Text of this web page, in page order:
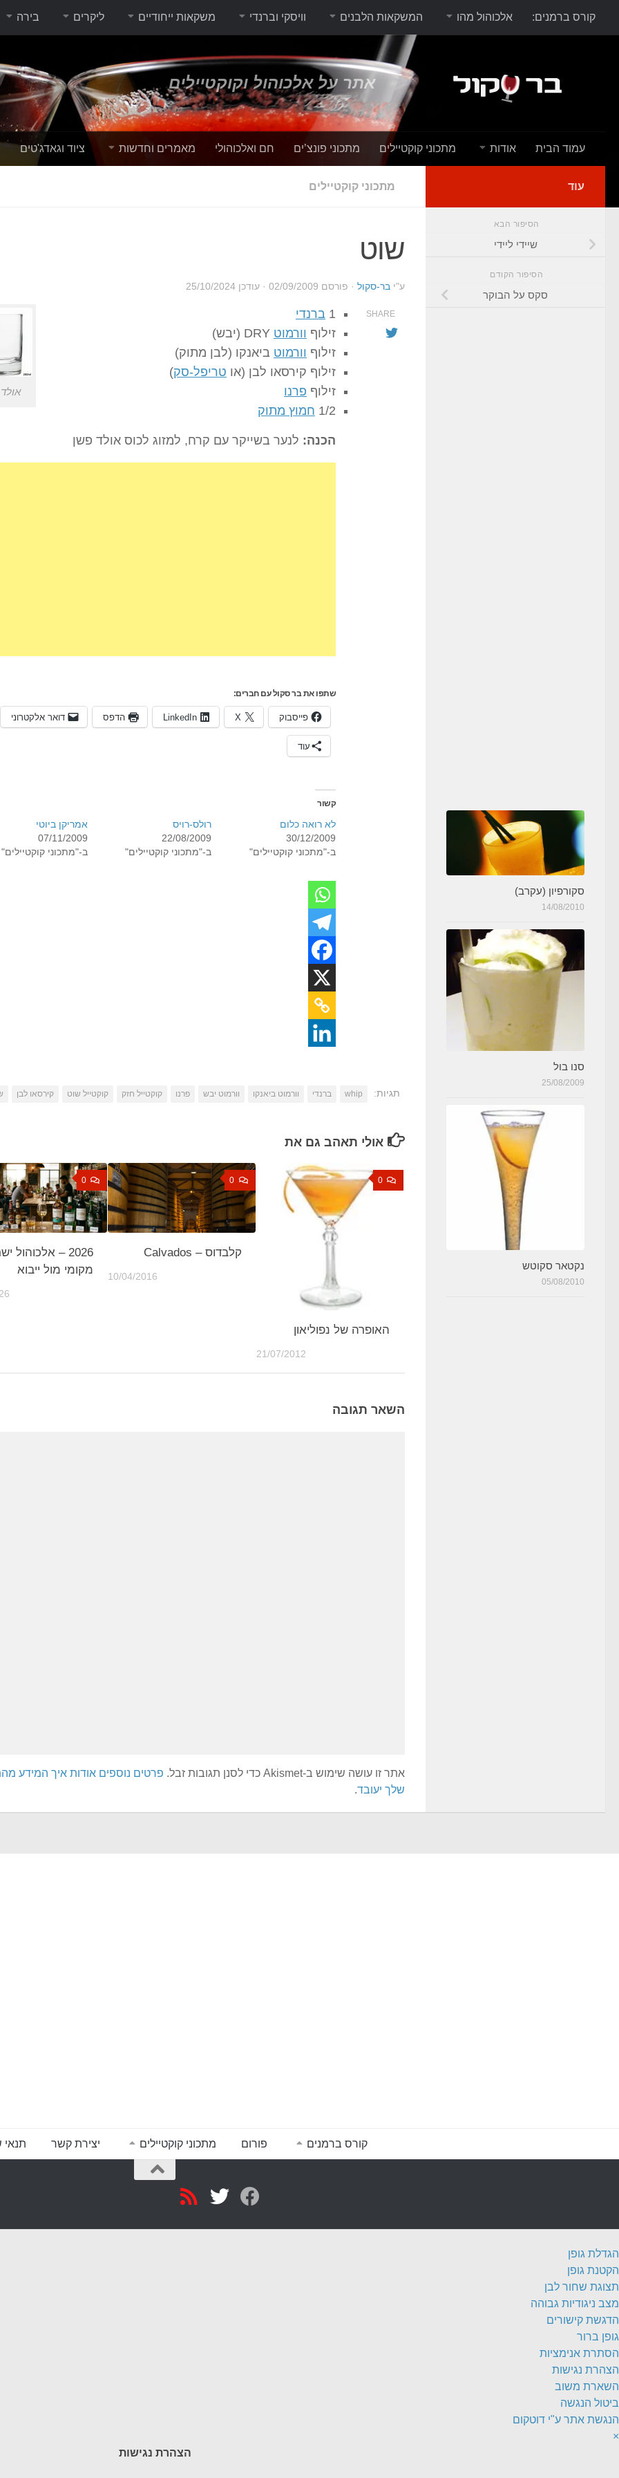
קורס ברמנים: אלכוהול מהו המשקאות הלבנים וויסקי וברנדי משקאות ייחודיים ליקרים בירה
אתר על אלכוהול וקוקטיילים
עמוד הבית אודות מתכוני קוקטיילים מתכוני פונצ’ים חם ואלכוהולי מאמרים וחדשות ציוד וגאדג'טים
מתכוני קוקטיילים
שוט
ע"י בר-סקול · פורסם 02/09/2009 · עודכן 25/10/2024
1 ברנדי
זילוף וורמוט
זילוף וורמוט ביאנקו (לבן מתוק)
זילוף קירסאו לבן (או טריפל-סק)
זילוף פרנו
1/2 חמוץ מתוק
הכנה: לנער בשייקר עם קרח, למזוג לכוס אולד פשן
שתפו את בר סקול עם חברים:
פייסבוק X
LinkedIn הדפס דואר אלקטרוני
עוד
קשור
לא רואה כלום
30/12/2009
ב-"מתכוני קוקטיילים"
רולס-רויס
22/08/2009
ב-"מתכוני קוקטיילים"
אמריקן ביוטי
07/11/2009
ב-"מתכוני קוקטיילים"
SHARE
תגיות: whip ברנדי וורמוט ביאנקו וורמוט יבש פרנו קוקטייל חזק קוקטייל שוט קירסאו לבן
אולי תאהב גם את
0
2026 – אלכוהול
מקומי מול ייבוא
0
קלבדוס – Calvados
10/04/2016
0
האופרה של נפוליאון
21/07/2012
השאר תגובה
אתר זו עושה שימוש ב-Akismet כדי לסנן תגובות זבל.
פרטים נוספים אודות איך המידע
שלך יעובד.
עוד
הסיפור הבא
שיידי ליידי
הסיפור הקודם
סקס על הבוקר
סקורפיון (עקרב)
14/08/2010
סנו בול
25/08/2009
נקטאר סקוטש
05/08/2010
קורס ברמנים פורום מתכוני קוקטיילים יצירת קשר
הגדלת גופן
הקטנת גופן
תצוגת שחור לבן
מצב ניגודיות גבוהה
הדגשת קישורים
גופן ברור
הסתרת אנימציות
הצהרת נגישות
השארת משוב
ביטול הנגשה
הנגשת אתר ע"י דוטקום
×
הצהרת נגישות